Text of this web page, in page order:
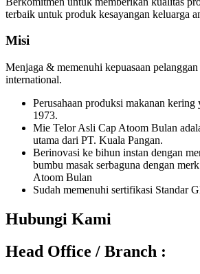
terbaik untuk produk kesayangan keluarga
Misi
Menjaga & memenuhi kepuasaan
international.
Perusahaan produksi makanan
1973.
Mie Telor Asli Cap Atoom Bulan
utama dari PT. Kuala Pangan.
Berinovasi ke bihun instan dengan
bumbu masak serbaguna dengan
Atoom Bulan
Sudah memenuhi sertifikasi Standar
Hubungi Kami
Head Office / Branch :